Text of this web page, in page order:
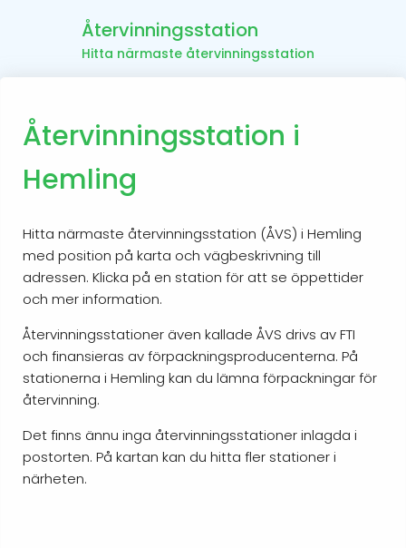
Återvinningsstation
Hitta närmaste återvinningsstation
Återvinningsstation i
Hemling
Hitta närmaste återvinningsstation (ÅVS) i Hemling
med position på karta och vägbeskrivning till
adressen. Klicka på en station för att se öppettider
och mer information.
Återvinningsstationer även kallade ÅVS drivs av FTI
och finansieras av förpackningsproducenterna. På
stationerna i Hemling kan du lämna förpackningar för
återvinning.
Det finns ännu inga återvinningsstationer inlagda i
postorten. På kartan kan du hitta fler stationer i
närheten.